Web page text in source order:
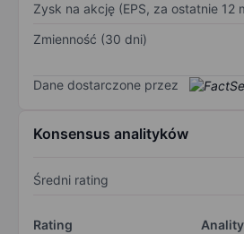
Zysk na akcję (EPS, za ostatnie 12
Zmienność (30 dni)
Dane dostarczone przez
Konsensus analityków
Średni rating
Rating